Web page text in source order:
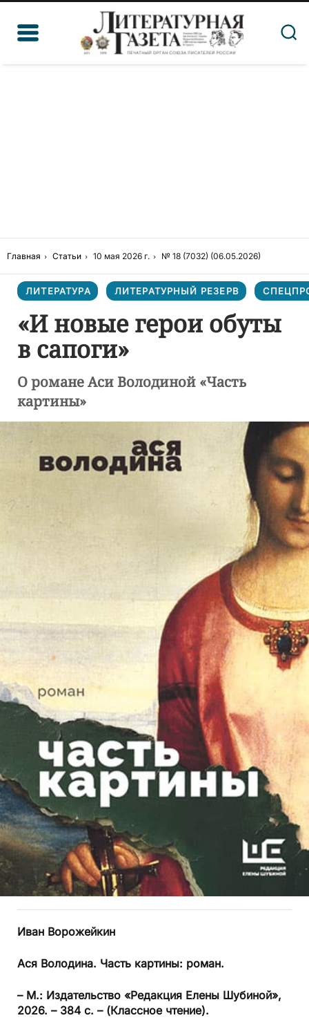
Главная Статьи 10 мая 2026 г. № 18 (7032) (06.05.2026)
ЛИТЕРАТУРА ЛИТЕРАТУРНЫЙ РЕЗЕРВ
«И новые герои обуты
в сапоги»
О романе Аси Володиной «Часть
картины»
Иван Ворожейкин
Ася Володина. Часть картины: роман.
– М.: Издательство «Редакция Елены Шубиной»,
2026. – 384 с. – (Классное чтение).